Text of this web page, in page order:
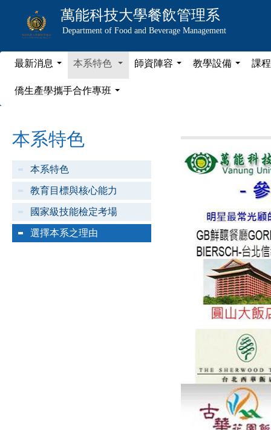
萬能科技大學餐飲管理系
Department of Food and Beverage Management
最新消息 本系特色 師資陣容 教學設備 課
僑生產學攜手合作專班
本系特色
本系特色
教育目標與核心能力
國家級技能檢定考場
選擇本系之理由